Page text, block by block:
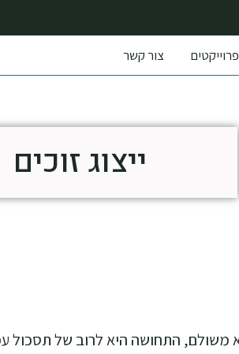
פרוייקטים צור קשר
ייצוג זוכים
התחושה היא לרוב של תסכול